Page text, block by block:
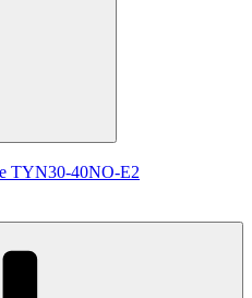
TYN30-40NO-E2